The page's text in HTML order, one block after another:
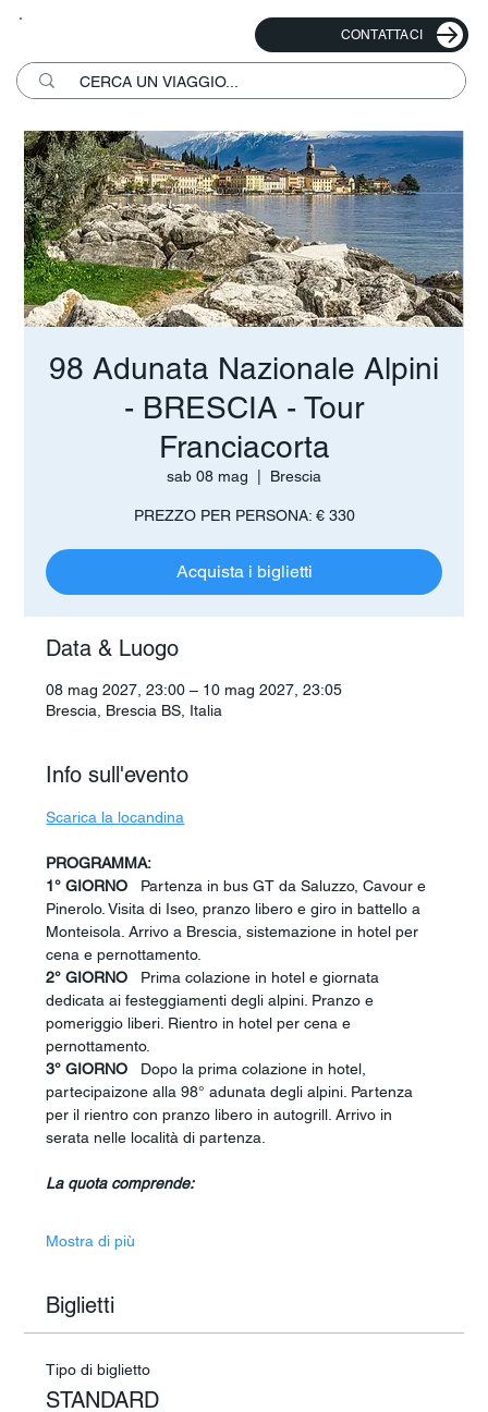
CONTATTACI
98 Adunata Nazionale Alpini
- BRESCIA - Tour
Franciacorta
sab 08 mag Brescia
PREZZO PER PERSONA: € 330
Acquista i biglietti
Data & Luogo
08 mag 2027, 23:00 – 10 mag 2027, 23:05
Brescia, Brescia BS, Italia
Info sull'evento
Scarica la locandina
PROGRAMMA:
1° GIORNO
   Partenza in bus GT da Saluzzo, Cavour e
Pinerolo. Visita di Iseo, pranzo libero e giro in battello a
Monteisola. Arrivo a Brescia, sistemazione in hotel per
cena e pernottamento.
2° GIORNO
   Prima colazione in hotel e giornata
dedicata ai festeggiamenti degli alpini. Pranzo e
pomeriggio liberi. Rientro in hotel per cena e
pernottamento.
3° GIORNO
   Dopo la prima colazione in hotel,
partecipaizone alla 98° adunata degli alpini. Partenza
per il rientro con pranzo libero in autogrill. Arrivo in
serata nelle località di partenza.
La quota comprende:
Mostra di più
Biglietti
Tipo di biglietto
STANDARD